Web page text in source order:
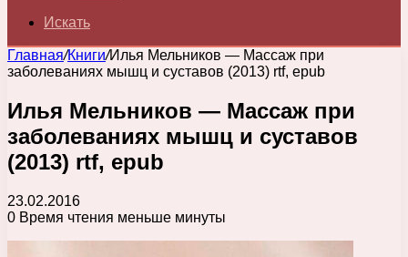
Искать
Главная/Книги/Илья Мельников — Массаж при
заболеваниях мышц и суставов (2013) rtf, epub
Илья Мельников — Массаж при
заболеваниях мышц и суставов
(2013) rtf, epub
23.02.2016
0 Время чтения меньше минуты